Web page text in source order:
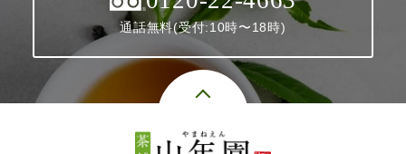
通話無料(受付:10時〜18時)